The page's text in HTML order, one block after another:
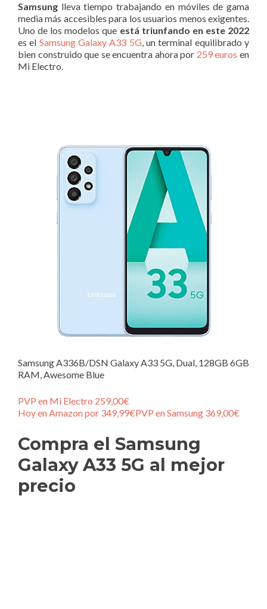
Samsung lleva tiempo trabajando en móviles de gama
media más accesibles para los usuarios menos exigentes.
Uno de los modelos que está triunfando en este 2022
es el Samsung Galaxy A33 5G, un terminal equilibrado y
bien construido que se encuentra ahora por 259 euros en
Mi Electro.
Samsung A336B/DSN Galaxy A33 5G, Dual, 128GB 6GB
RAM, Awesome Blue
PVP en Mi Electro 259,00€
Hoy en Amazon por 349,99€PVP en Samsung 369,00€
Compra el Samsung
Galaxy A33 5G al mejor
precio